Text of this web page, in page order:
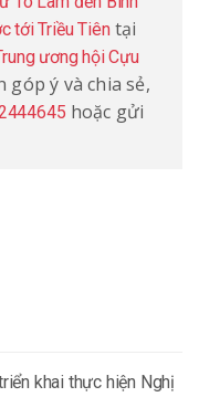
tới Triều Tiêntại
ương hội Cựu
ý và chia sẻ,
hoặc gửi
khai thực hiện Nghị